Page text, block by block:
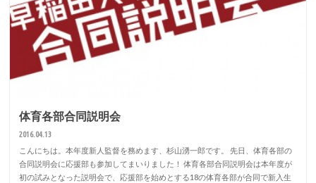
体育各部合同説明会
2016.04.13
こんにちは。本年度新人監督を務めます、杉山湧一郎です。 先日、体育各部の
合同説明会に応援部も参加してまいりました！ 体育各部合同説明会は本年度が
初の試みとなった説明会で、応援部を始めとする18の体育各部が合同で新入生